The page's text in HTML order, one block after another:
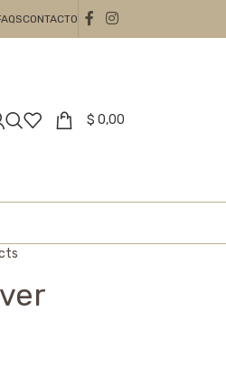
CONTACTO
$ 0,00